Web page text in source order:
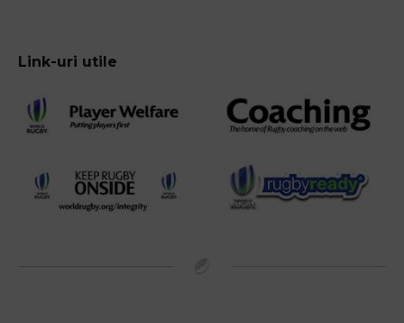
Link-uri utile